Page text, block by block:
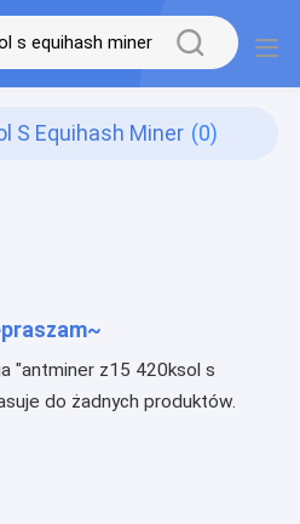
S Equihash Miner (0)
"antminer z15 420ksol s
do żadnych produktów.